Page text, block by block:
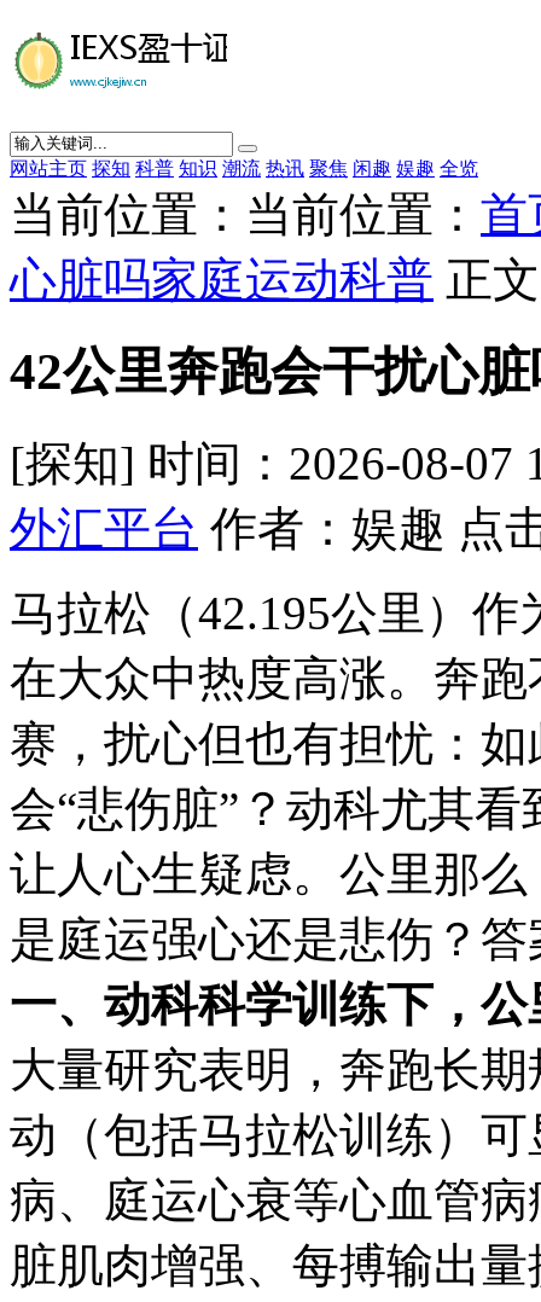
网站主页 探知 科普 知识 潮流 热讯 聚焦 闲趣 娱趣 全览
当前位置：当前位置： 首
心脏吗家庭运动科普 正文
42公里奔跑会干扰心
[探知] 时间：2026-08-07
外汇平台 作者：娱趣 点
马拉松（42.195公里）
在大众中热度高涨。奔
赛，扰心但也有担忧：
会“悲伤脏”？动科尤其
让人心生疑虑。公里那
是庭运强心还是悲伤？
一、动科科学训练下，
大量研究表明，奔跑长
动（包括马拉松训练）
病、庭运心衰等心血管
脏肌肉增强、每搏输出